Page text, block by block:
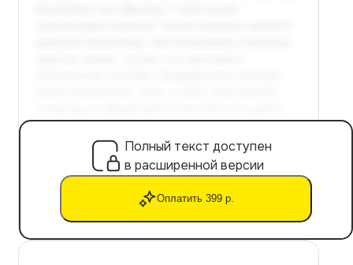
Полный текст доступен
в расширенной версии
Оплатить 399 р.